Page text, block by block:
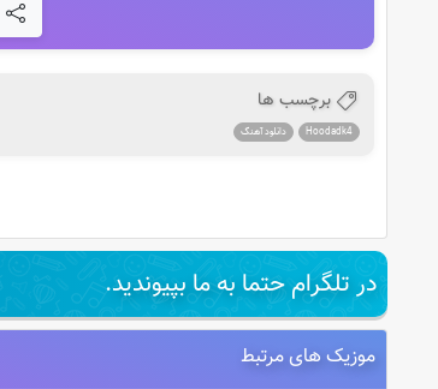
برچسب ها
Hoodadk4 دانلود آهنگ
در تلگرام حتما به ما بپیوندید.
موزیک های مرتبط